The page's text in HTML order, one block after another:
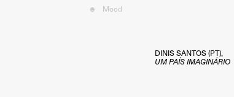
☻ Mood︎
DINIS SANTOS (PT),
UM PAÍS IMAGINÁRIO